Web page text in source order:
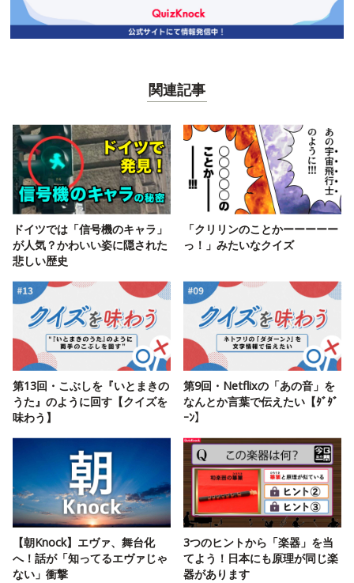
関連記事
ドイツでは「信号機のキャラ」
が人気？かわいい姿に隠された
悲しい歴史
「クリリンのことかーーーーー
っ！」みたいなクイズ
第13回・こぶしを『いとまきの
うた』のように回す【クイズを
味わう】
第9回・Netflixの「あの音」を
なんとか言葉で伝えたい【ﾀﾞﾀﾞ
ｰﾝ】
【朝Knock】エヴァ、舞台化
へ！話が「知ってるエヴァじゃ
ない」衝撃
3つのヒントから「楽器」を当
てよう！日本にも原理が同じ楽
器があります